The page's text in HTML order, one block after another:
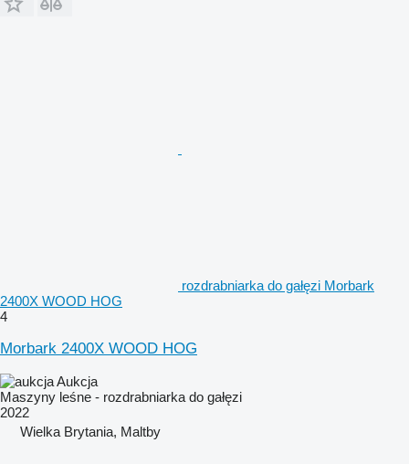
rozdrabniarka do gałęzi Morbark
2400X WOOD HOG
4
Morbark 2400X WOOD HOG
Aukcja
Maszyny leśne - rozdrabniarka do gałęzi
2022
Wielka Brytania, Maltby